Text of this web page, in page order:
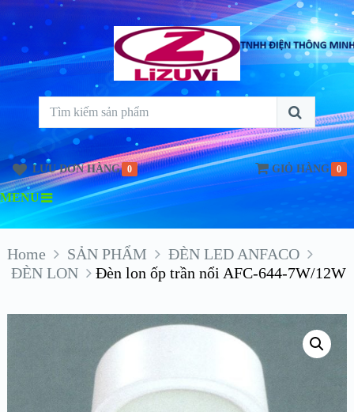
LƯU ĐƠN HÀNG 0 GIỎ HÀNG 0
MENU
Home SẢN PHẨM
ĐÈN LED ANFACO
ĐÈN LON
Đèn lon ốp trần nổi AFC-644-7W/12W